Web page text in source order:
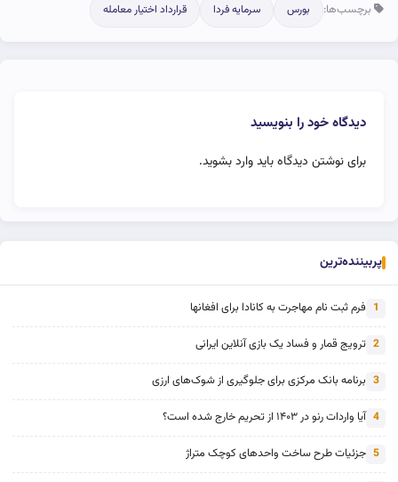
برچسب‌ها: بورس سرمایه فردا قرارداد اختیار معامله
دیدگاه خود را بنویسید
برای نوشتن دیدگاه بایدوارد بشوید.
پربیننده‌ترین
1 فرم ثبت نام مهاجرت به کانادا برای افغانها
2 ترویج قمار و فساد یک بازی آنلاین ایرانی
3 برنامه بانک مرکزی برای جلوگیری از شوک‌های ارزی
4 آیا واردات رنو در ۱۴۰۳ از تحریم خارج شده است؟
5 جزئیات طرح ساخت واحدهای کوچک متراژ